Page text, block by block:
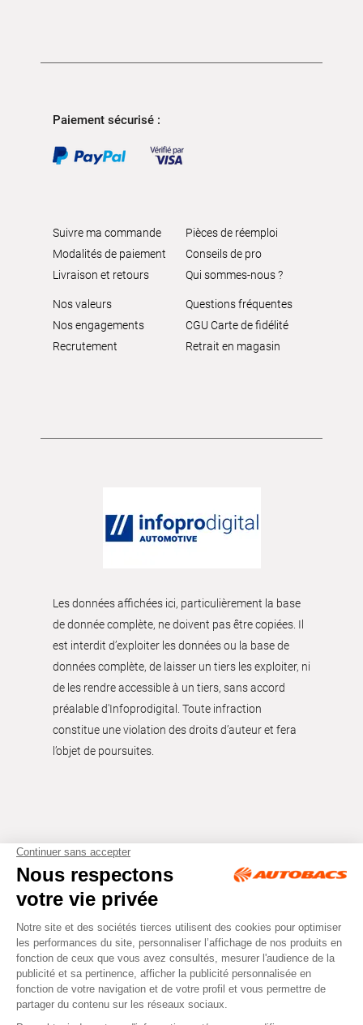
Paiement sécurisé :
Suivre ma commande
Modalités de paiement
Livraison et retours
Pièces de réemploi
Conseils de pro
Qui sommes-nous ?
Nos valeurs
Nos engagements
Recrutement
Questions fréquentes
CGU Carte de fidélité
Retrait en magasin
Les données affichées ici, particulièrement la base
de donnée complète, ne doivent pas être copiées. Il
est interdit d’exploiter les données ou la base de
données complète, de laisser un tiers les exploiter, ni
de les rendre accessible à un tiers, sans accord
préalable d'Infoprodigital. Toute infraction
constitue une violation des droits d’auteur et fera
l’objet de poursuites.
Tous droits réservés © Autobacs
Mentions légales RGPD
Cookies CGV